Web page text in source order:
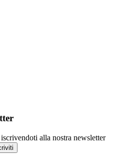
alla nostra newsletter